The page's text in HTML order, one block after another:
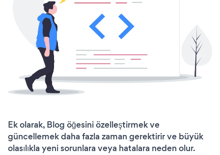
Ek olarak, Blog öğesini özelleştirmek ve
güncellemek daha fazla zaman gerektirir ve büyük
olasılıkla yeni sorunlara veya hatalara neden olur.